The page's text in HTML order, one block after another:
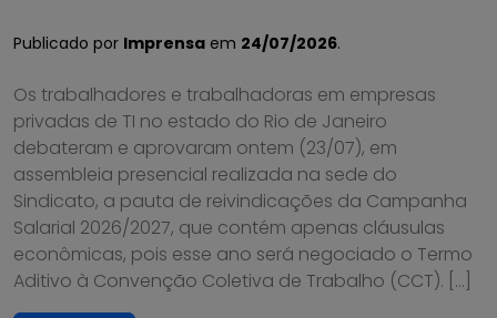
Publicado por Imprensa em 24/07/2026.
Os trabalhadores e trabalhadoras em empresas
privadas de TI no estado do Rio de Janeiro
debateram e aprovaram ontem (23/07), em
assembleia presencial realizada na sede do
Sindicato, a pauta de reivindicações da Campanha
Salarial 2026/2027, que contém apenas cláusulas
econômicas, pois esse ano será negociado o Termo
Aditivo à Convenção Coletiva de Trabalho (CCT). […]